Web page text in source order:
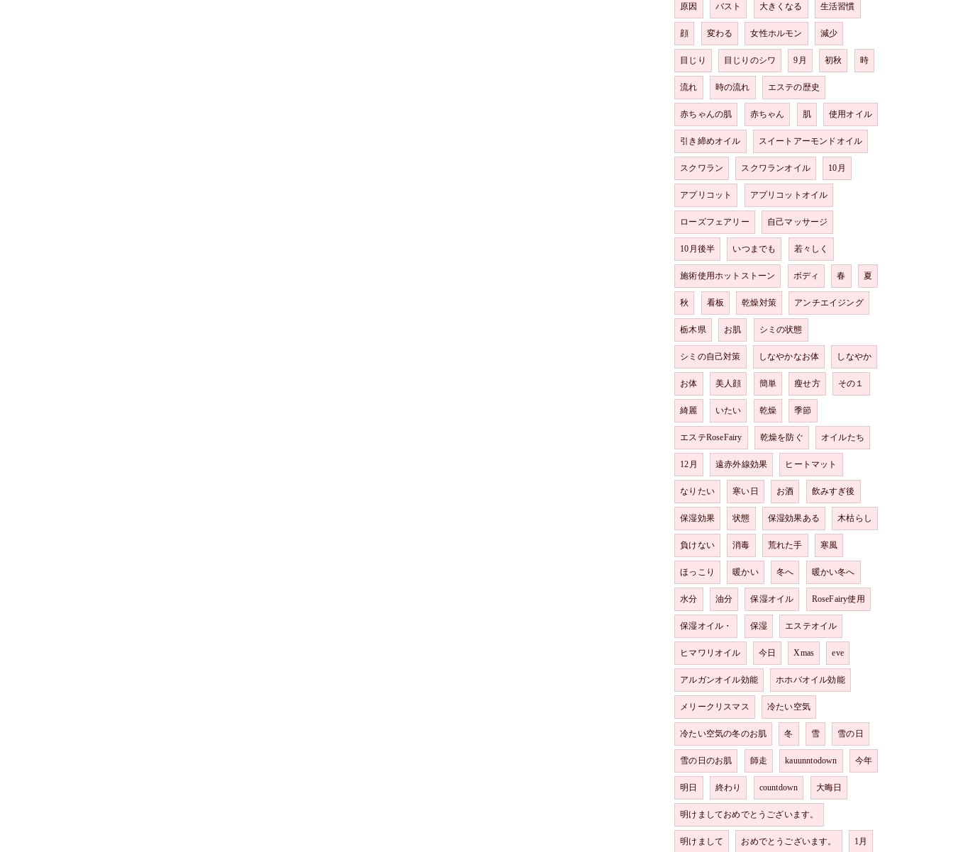
原因 バスト 大きくなる 生活習慣
顔 変わる 女性ホルモン 減少
目じり 目じりのシワ 9月 初秋 時
流れ 時の流れ エステの歴史
赤ちゃんの肌 赤ちゃん 肌 使用オイル
引き締めオイル スイートアーモンドオイル
スクワラン スクワランオイル 10月
アプリコット アプリコットオイル
ローズフェアリー 自己マッサージ
10月後半 いつまでも 若々しく
施術使用ホットストーン ボディ 春 夏
秋 看板 乾燥対策 アンチエイジング
栃木県 お肌 シミの状態
シミの自己対策 しなやかなお体 しなやか
お体 美人顔 簡単 瘦せ方 その１
綺麗 いたい 乾燥 季節
エステRoseFairy 乾燥を防ぐ オイルたち
12月 遠赤外線効果 ヒートマット
なりたい 寒い日 お酒 飲みすぎ後
保湿効果 状態 保湿効果ある 木枯らし
負けない 消毒 荒れた手 寒風
ほっこり 暖かい 冬へ 暖かい冬へ
水分 油分 保湿オイル RoseFairy使用
保湿オイル・ 保湿 エステオイル
ヒマワリオイル 今日 Xmas eve
アルガンオイル効能 ホホバオイル効能
メリークリスマス 冷たい空気
冷たい空気の冬のお肌 冬 雪 雪の日
雪の日のお肌 師走 kauunntodown 今年
明日 終わり countdown 大晦日
明けましておめでとうございます。
明けまして おめでとうございます。 1月